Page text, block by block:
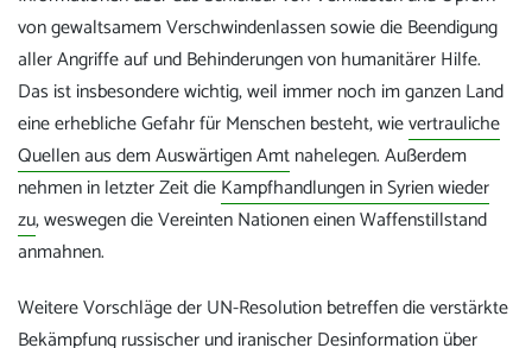
von gewaltsamem Verschwindenlassen sowie die Beendigung
aller Angriffe auf und Behinderungen von humanitärer Hilfe.
Das ist insbesondere wichtig, weil immer noch im ganzen Land
eine erhebliche Gefahr für Menschen besteht, wievertrauliche
Quellen aus dem Auswärtigen Amtnahelegen. Außerdem
nehmen in letzter Zeit dieKampfhandlungen in Syrien wieder
zu, weswegen die Vereinten Nationen einen Waffenstillstand
anmahnen.
Weitere Vorschläge der UN-Resolution betreffen die verstärkte
Bekämpfung russischer und iranischer Desinformation über